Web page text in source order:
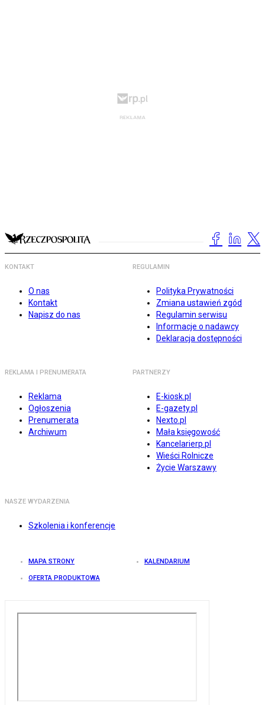
KONTAKT
O nas
Kontakt
Napisz do nas
REGULAMIN
Polityka Prywatności
Zmiana ustawień zgód
Regulamin serwisu
Informacje o nadawcy
Deklaracja dostępności
REKLAMA I PRENUMERATA
Reklama
Ogłoszenia
Prenumerata
Archiwum
PARTNERZY
E-kiosk.pl
E-gazety.pl
Nexto.pl
Mała księgowość
Kancelarierp.pl
Wieści Rolnicze
Życie Warszawy
NASZE WYDARZENIA
Szkolenia i konferencje
MAPA STRONY KALENDARIUM
OFERTA PRODUKTOWA